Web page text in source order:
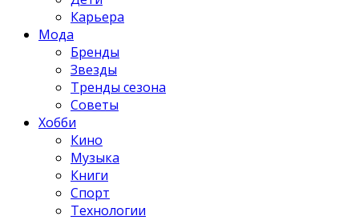
Карьера
Мода
Бренды
Звезды
Тренды сезона
Советы
Хобби
Кино
Музыка
Книги
Спорт
Технологии